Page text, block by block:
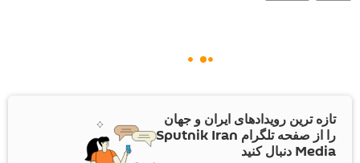
تازه ترین رویدادهای ایران و جهان
را از صفحه تلگرام Sputnik Iran
Media دنبال کنید